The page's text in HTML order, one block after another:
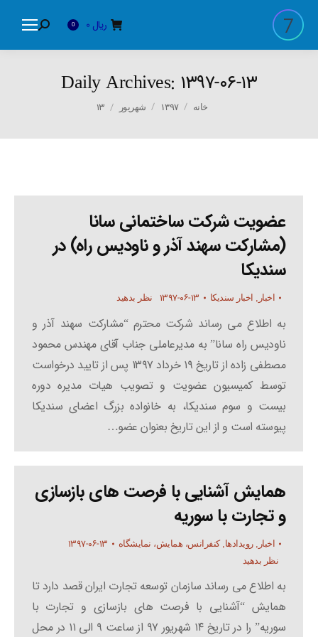
ریال 0
Search:
Daily Archives: ۱۳۹۷-۰۶-۱۳
You are here:
خانه ۱۳۹۷ شهریور ۱۳
عضویت شرکت ساختمانی سانا
(مشارکت سهند آذر و ناودیس راه) در
سندیکا
اخبار , اخبار سندیکا ۱۳۹۷-۰۶-۱۳ نظر بدهید
به اطلاع می رساند شرکت محترم “مشارکت سهند آذر و
ناودیس راه سانا” به مدیرعاملی جناب آقای مهندس محمود
مصطفی زاده از تاریخ ۱۹ خرداد ۱۳۹۷ پس از تایید درخواست
توسط کمیسیون عضویت و تصویب هیات مدیره دوره
بیست و سوم سندیکا، به خانواده بزرگ اعضای سندیکا
پیوسته است و از این تاریخ بعنوان عضو…
همایش آشنایی با فرصت های بازسازی
و تجارت با سوریه
اخبار ,رویدادها,کنفرانس، همایش، نمایشگاه ۱۳۹۷-۰۶-۱۳
نظر بدهید
به اطلاع می رساند سازمان توسعه تجارت ایران قصد دارد تا
همایش “آشنایی با فرصت های بازسازی و تجارت با
سوریه” را در تاریخ ۱۴ شهریور ۹۷ از ساعت ۹ الی ۱۱ در محل